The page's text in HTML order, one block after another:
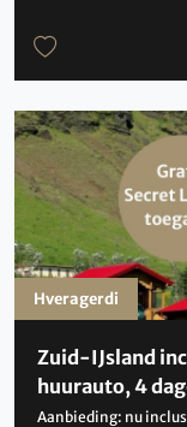
Zuid-IJsland
huurauto, 4
Aanbieding: nu
Hveragerdi